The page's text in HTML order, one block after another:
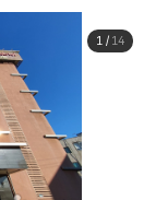
1/ 14